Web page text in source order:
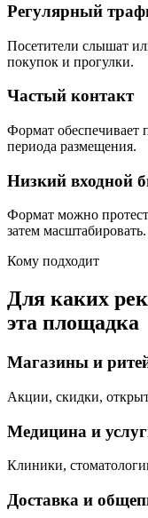
Регулярный
Посетители слышат
покупок и прогулки.
Частый контакт
Формат обеспечивает
периода размещения.
Низкий входной
Формат можно
затем масштабировать.
Кому подходит
Для каких
эта площадка
Магазины и
Акции, скидки,
Медицина и
Клиники,
Доставка и